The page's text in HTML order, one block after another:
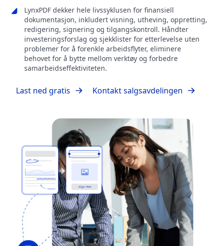
LynxPDF dekker hele livssyklusen for finansiell
dokumentasjon, inkludert visning, utheving, oppretting,
redigering, signering og tilgangskontroll. Håndter
investeringsforslag og sjekklister for etterlevelse uten
problemer for å forenkle arbeidsflyter, eliminere
behovet for å bytte mellom verktøy og forbedre
samarbeidseffektiviteten.
Last ned gratis Kontakt salgsavdelingen